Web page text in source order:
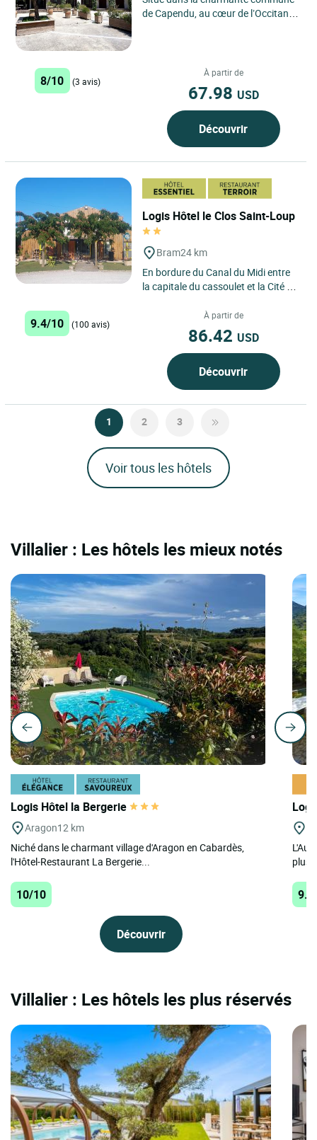
de Capendu, au cœur de l’Occitanie,
8/10 (3 avis)
À partir de
67.98 USD
Découvrir
Logis Hôtel le Clos Saint-Loup
Bram24 km
En bordure du Canal du Midi entre
la capitale du cassoulet et la Cité de
circulaire de Bram,...
9.4/10 (100 avis)
À partir de
86.42 USD
Découvrir
1 2 3
Voir tous les hôtels
Villalier : Les hôtels les mieux notés
Logis Hôtel la Bergerie
Aragon12 km
Niché dans le charmant village d'Aragon en Cabardès,
l'Hôtel-Restaurant La Bergerie...
10/10
Découvrir
plus
Villalier : Les hôtels les plus réservés